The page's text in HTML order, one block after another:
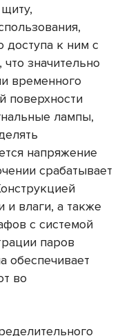
к ним с
значительно
временного
поверхности
лампы,
напряжение
срабатывает
и влаги, а также
с системой
паров
обеспечивает
во